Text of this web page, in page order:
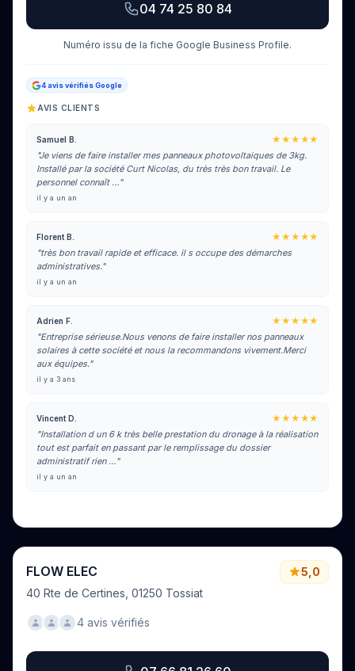
04 74 25 80 84
Numéro issu de la fiche Google Business Profile.
4 avis vérifiés Google
AVIS CLIENTS
Samuel B.
★★★★★
"Je viens de faire installer mes panneaux photovoltaiques de 3kg.
Installé par la société Curt Nicolas, du très très bon travail. Le
personnel connaît …"
il y a un an
Florent B.
★★★★★
"très bon travail rapide et efficace. il s occupe des démarches
administratives."
il y a un an
Adrien F.
★★★★★
"Entreprise sérieuse.Nous venons de faire installer nos panneaux
solaires à cette société et nous la recommandons vivement.Merci
aux équipes."
il y a 3 ans
Vincent D.
★★★★★
"Installation d un 6 k très belle prestation du dronage à la réalisation
tout est parfait en passant par le remplissage du dossier
administratif rien …"
il y a un an
FLOW ELEC
40 Rte de Certines, 01250 Tossiat
5,0
4 avis vérifiés